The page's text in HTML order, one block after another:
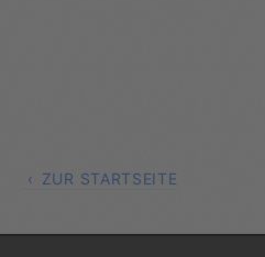
ZUR STARTSEITE